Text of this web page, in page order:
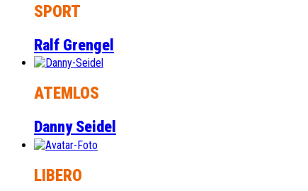
SPORT
Ralf Grengel
ATEMLOS
Danny Seidel
LIBERO